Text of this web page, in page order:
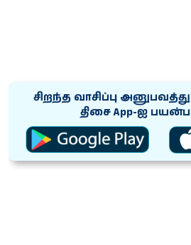
சிறந்த வாசிப்பு
திசை App-ஐ